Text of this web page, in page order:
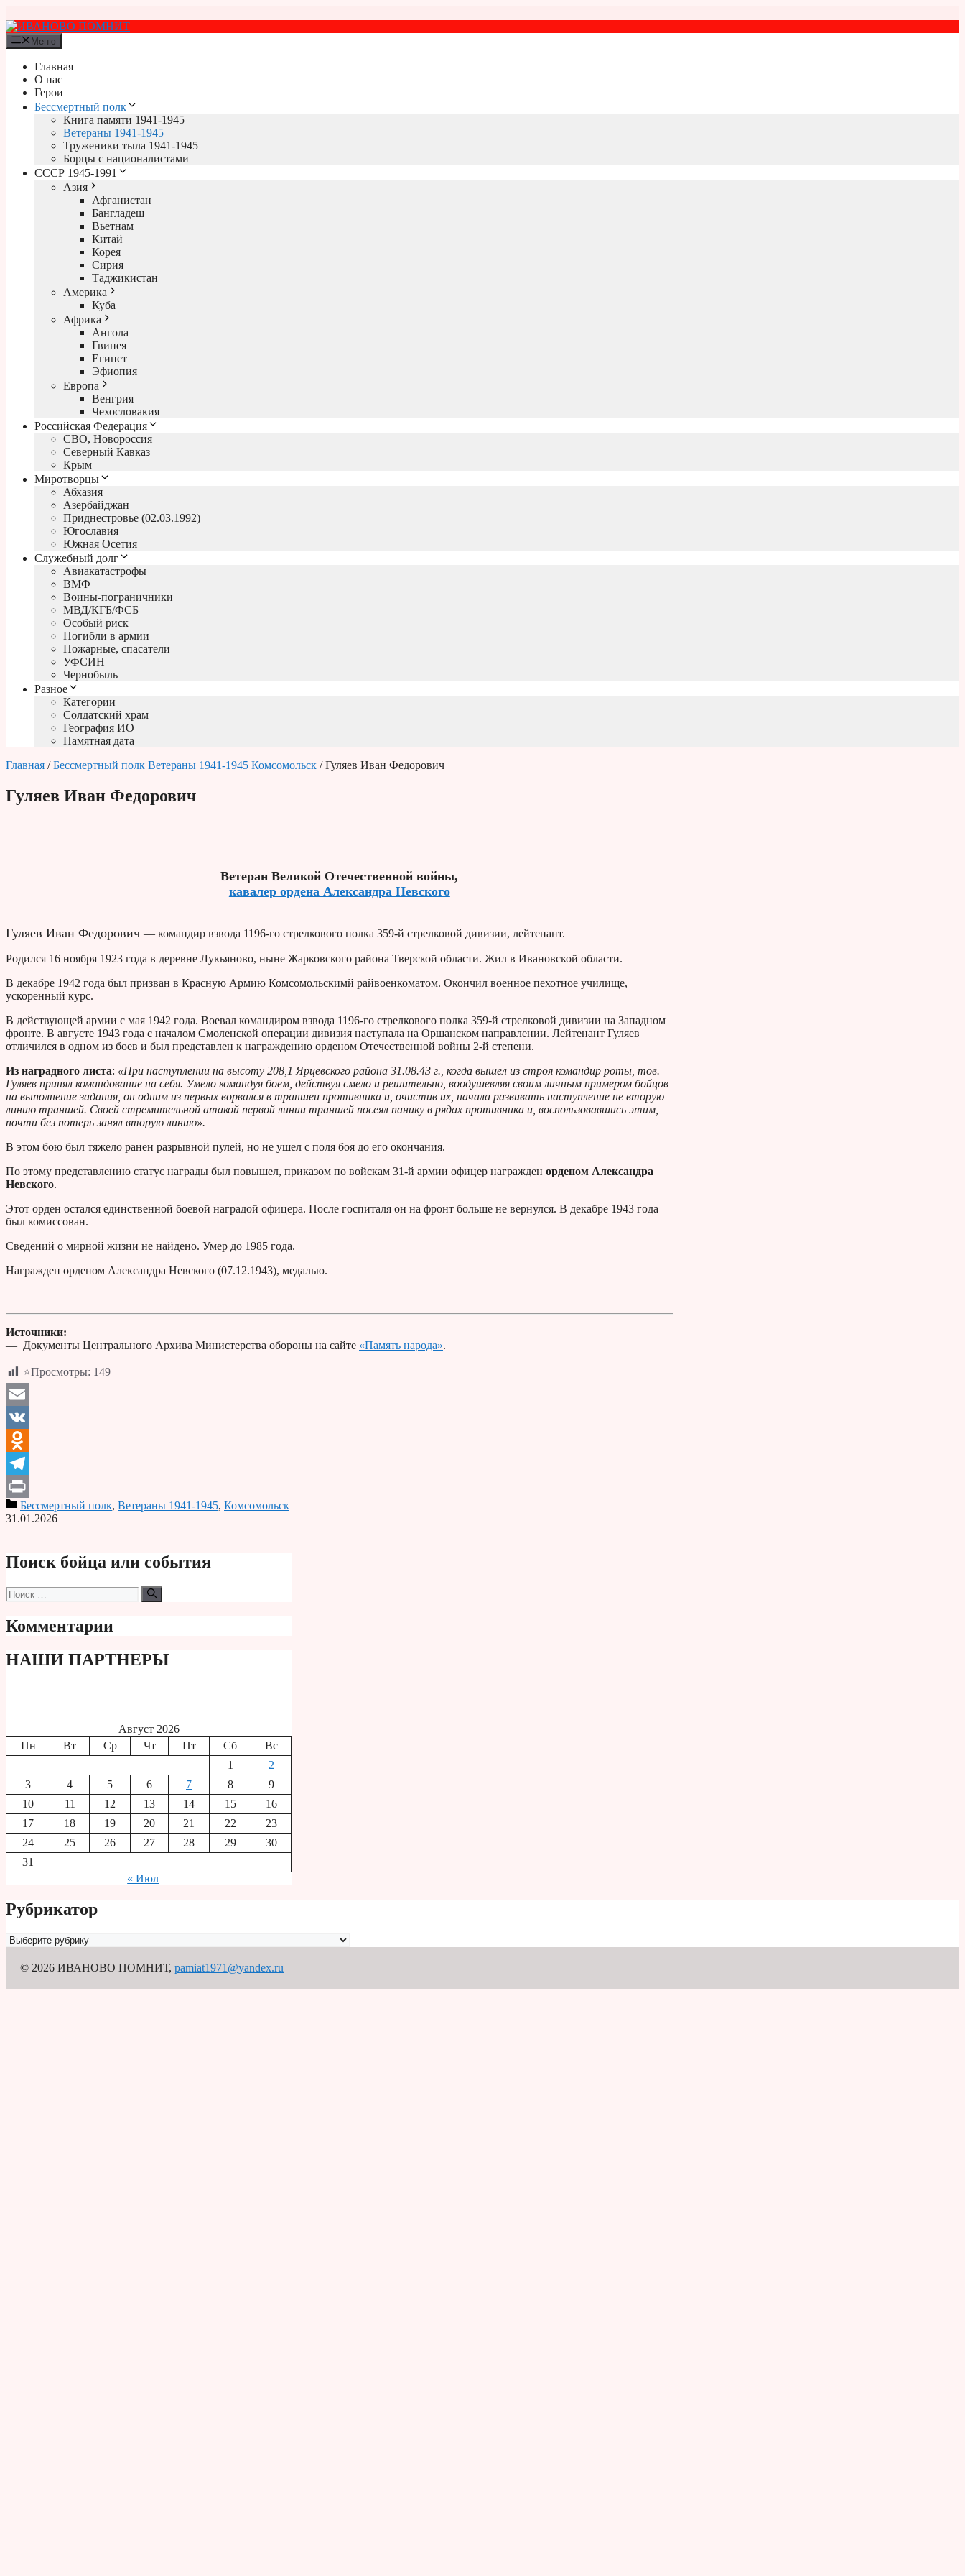
к
содержимому
Меню
Главная
О нас
Герои
Бессмертный полк
Книга памяти 1941-1945
Ветераны 1941-1945
Труженики тыла 1941-1945
Борцы с националистами
СССР 1945-1991
Азия
Афганистан
Бангладеш
Вьетнам
Китай
Корея
Сирия
Таджикистан
Америка
Куба
Африка
Ангола
Гвинея
Египет
Эфиопия
Европа
Венгрия
Чехословакия
Российская Федерация
СВО, Новороссия
Северный Кавказ
Крым
Миротворцы
Абхазия
Азербайджан
Приднестровье (02.03.1992)
Югославия
Южная Осетия
Служебный долг
Авиакатастрофы
ВМФ
Воины-пограничники
МВД/КГБ/ФСБ
Особый риск
Погибли в армии
Пожарные, спасатели
УФСИН
Чернобыль
Разное
Категории
Солдатский храм
География ИО
Памятная дата
Главная /Бессмертный полк Ветераны 1941-1945 Комсомольск / Гуляев Иван Федорович
Гуляев Иван Федорович
Ветеран Великой Отечественной войны,
кавалер ордена Александра Невского
Гуляев Иван Федорович — командир взвода 1196-го стрелкового полка 359-й стрелковой дивизии, лейтенант.
Родился 16 ноября 1923 года в деревне Лукьяново, ныне Жарковского района Тверской области. Жил в Ивановской области.
В декабре 1942 года был призван в Красную Армию Комсомольскимй райвоенкоматом. Окончил военное пехотное училище,
ускоренный курс.
В действующей армии с мая 1942 года. Воевал командиром взвода 1196-го стрелкового полка 359-й стрелковой дивизии на Западном
фронте. В августе 1943 года с началом Смоленской операции дивизия наступала на Оршанском направлении. Лейтенант Гуляев
отличился в одном из боев и был представлен к награждению орденом Отечественной войны 2-й степени.
Из наградного листа: «При наступлении на высоту 208,1 Ярцевского района 31.08.43 г., когда вышел из строя командир роты, тов.
Гуляев принял командование на себя. Умело командуя боем, действуя смело и решительно, воодушевляя своим личным примером бойцов
на выполнение задания, он одним из первых ворвался в траншеи противника и, очистив их, начала развивать наступление не вторую
линию траншей. Своей стремительной атакой первой линии траншей посеял панику в рядах противника и, воспользовавшись этим,
почти без потерь занял вторую линию».
В этом бою был тяжело ранен разрывной пулей, но не ушел с поля боя до его окончания.
По этому представлению статус награды был повышел, приказом по войскам 31-й армии офицер награжден орденом Александра
Невского.
Этот орден остался единственной боевой наградой офицера. После госпиталя он на фронт больше не вернулся. В декабре 1943 года
был комиссован.
Сведений о мирной жизни не найдено. Умер до 1985 года.
Награжден орденом Александра Невского (07.12.1943), медалью.
Источники:
— Документы Центрального Архива Министерства обороны на сайте «Память народа».
⭐Просмотры: 149
Email
VK
Odnoklassniki
Telegram
PrintБессмертный полк, Ветераны 1941-1945, Комсомольск
31.01.2026
Поиск бойца или события
Поиск:
Комментарии
НАШИ ПАРТНЕРЫ
Август 2026
Пн
Вт Ср Чт Пт Сб
Вс
1
2
3
4 5 6 7 8
9
10
11 12 13 14 15
16
17
18 19 20 21 22
23
24
25 26 27 28 29
30
31
« Июл
Рубрикатор
Рубрикатор
© 2026 ИВАНОВО ПОМНИТ, pamiat1971@yandex.ru